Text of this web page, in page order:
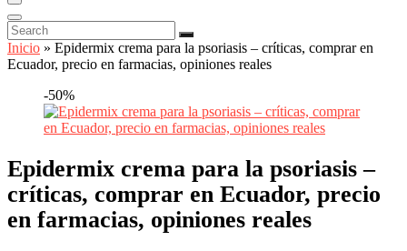
Inicio » Epidermix crema para la psoriasis – críticas, comprar en
Ecuador, precio en farmacias, opiniones reales
-50%
Epidermix crema para la psoriasis –
críticas, comprar en Ecuador, precio
en farmacias, opiniones reales